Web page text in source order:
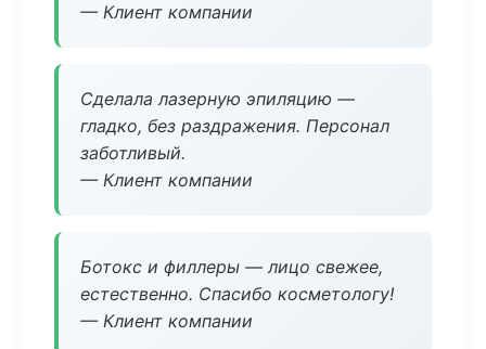
— Клиент компании
Сделала лазерную эпиляцию —
гладко, без раздражения. Персонал
заботливый.
— Клиент компании
Ботокс и филлеры — лицо свежее,
естественно. Спасибо косметологу!
— Клиент компании